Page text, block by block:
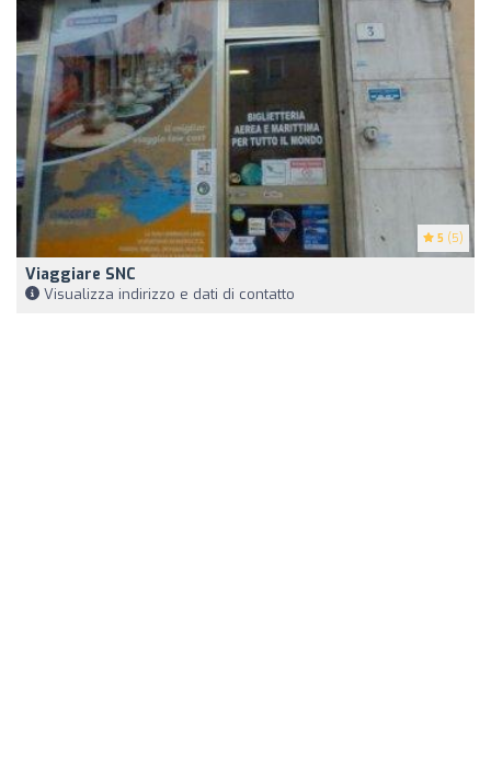
5 (5)
Viaggiare SNC
Visualizza indirizzo e dati di contatto